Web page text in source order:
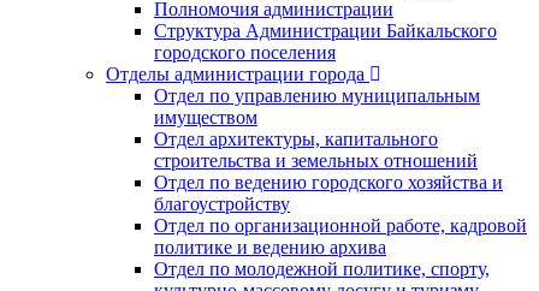
Полномочия администрации
Структура Администрации Байкальского
городского поселения
Отделы администрации города
Отдел по управлению муниципальным
имуществом
Отдел архитектуры, капитального
строительства и земельных отношений
Отдел по ведению городского хозяйства и
благоустройству
Отдел по организационной работе, кадровой
политике и ведению архива
Отдел по молодежной политике, спорту,